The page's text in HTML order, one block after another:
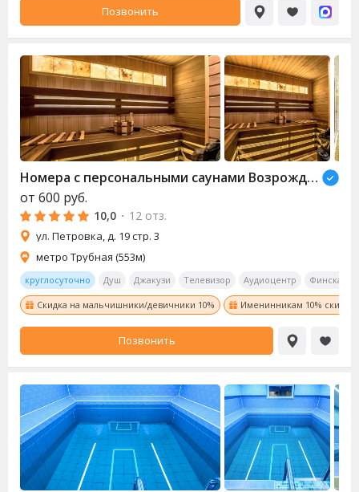
Позвонить
Номера с персональными саунами Возрождение (Revival)
от 600 руб.
10,0 · 12 отз.
ул. Петровка, д. 19 стр. 3
метро Трубная (553м)
круглосуточно Душ Джакузи Телевизор Аудиоцентр Финская
Скидка на мальчишники/девичники 10% Именинникам 10% скидка!
Позвонить